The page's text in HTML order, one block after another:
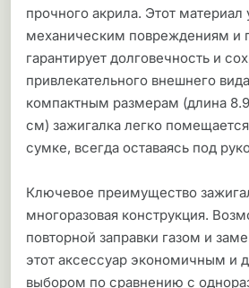
прочного акрила. Этот материал
механическим повреждениям и
гарантирует долговечность и
привлекательного внешнего
компактным размерам (длина
см) зажигалка легко
сумке, всегда оставаясь под
Ключевое преимущество
многоразовая конструкция.
повторной заправки газом и
этот аксессуар экономичным и
выбором по сравнению с